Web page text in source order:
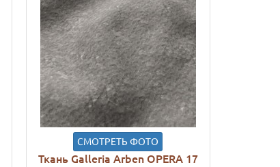
СМОТРЕТЬ ФОТО
Ткань Galleria Arben OPERA 17